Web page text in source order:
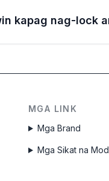
kapag nag-lock
MGA LINK
Mga Brand
Mga Sikat na